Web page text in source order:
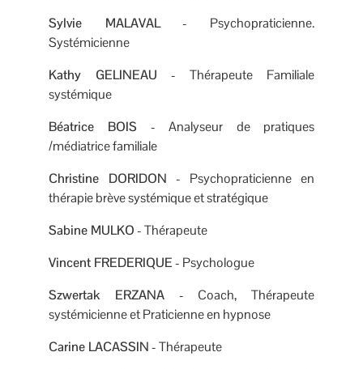
Sylvie MALAVAL- Psychopraticienne.
Systémicienne
Kathy GELINEAU - Thérapeute Familiale
systémique
Béatrice BOIS - Analyseur de pratiques
/médiatrice familiale
Christine DORIDON - Psychopraticienne en
thérapie brève systémique et stratégique
Sabine MULKO- Thérapeute
Vincent FREDERIQUE- Psychologue
Szwertak ERZANA- Coach, Thérapeute
systémicienne et Praticienne en hypnose
Carine LACASSIN- Thérapeute